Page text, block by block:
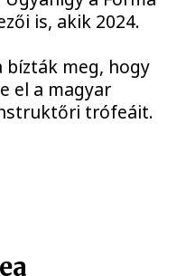
is, akik 2024.
meg, hogy
el a magyar
trófeáit.